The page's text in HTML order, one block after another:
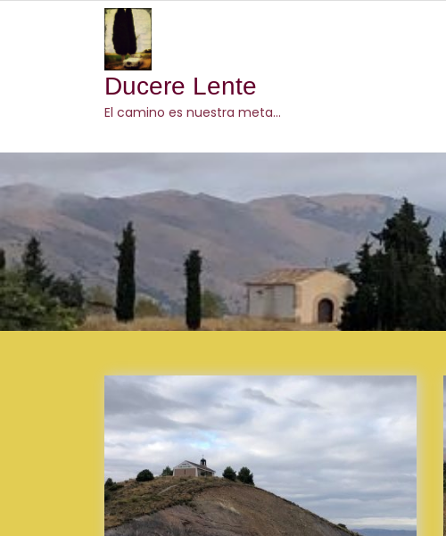
Ducere Lente
El camino es nuestra meta…